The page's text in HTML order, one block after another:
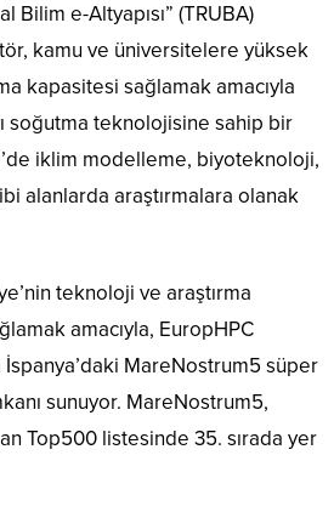
Bilim e-Altyapısı” (TRUBA)
kamu ve üniversitelere yüksek
kapasitesi sağlamak amacıyla
soğutma teknolojisine sahip bir
iklim modelleme, biyoteknoloji,
alanlarda araştırmalara olanak
teknoloji ve araştırma
amacıyla, EuropHPC
İspanya’daki MareNostrum5 süper
sunuyor. MareNostrum5,
Top500 listesinde 35. sırada yer